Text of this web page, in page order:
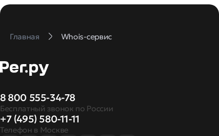
Главная Whois-сервис
8 800 555-34-78
Бесплатный звонок по России
+7 (495) 580-11-11
Телефон в Москве